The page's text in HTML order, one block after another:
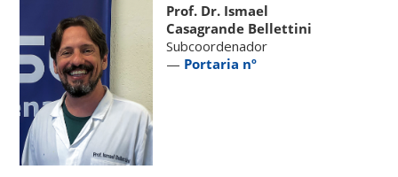
Prof. Dr. Ismael
Casagrande Bellettini
Subcoordenador
— Portaria nº